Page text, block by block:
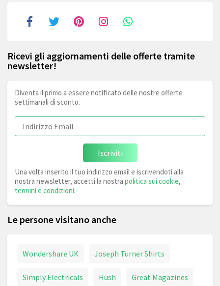
Ricevi gli aggiornamenti delle offerte tramite
newsletter!
Diventa il primo a essere notificato delle nostre offerte
settimanali di sconto.
Iscriviti
Una volta inserito il tuo indirizzo email e iscrivendoti alla
nostra newsletter, accetti la nostra politica sui cookie,
termini e condizioni.
Le persone visitano anche
Wondershare UK Joseph Turner Shirts
Simply Electricals Hush Great Magazines